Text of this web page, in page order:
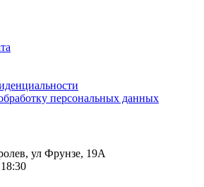
персональных данных
ул Фрунзе, 19А